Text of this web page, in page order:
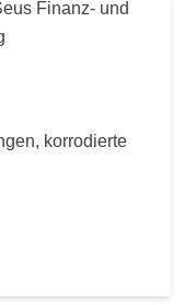
korrodierte